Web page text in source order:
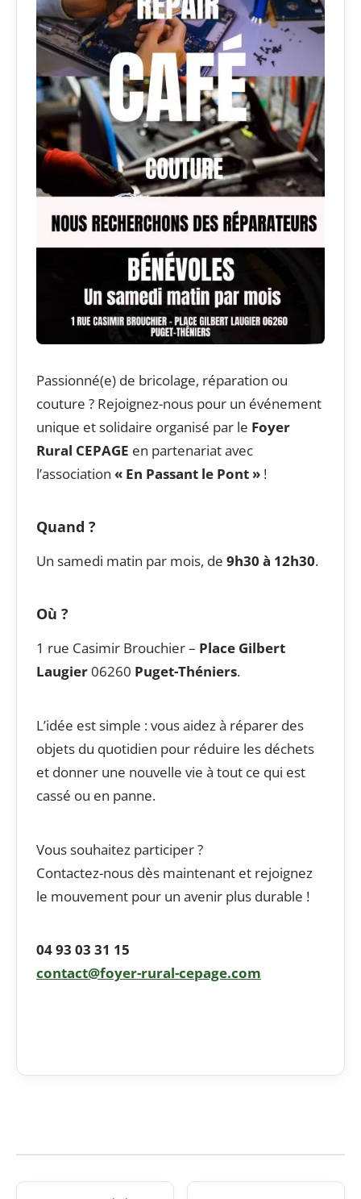
Passionné(e) de bricolage, réparation ou
couture ? Rejoignez-nous pour un événement
unique et solidaire organisé par le Foyer
Rural CEPAGE en partenariat avec
l’association « En Passant le Pont » !
Quand ?
Un samedi matin par mois, de 9h30 à 12h30.
Où ?
1 rue Casimir Brouchier – Place Gilbert
Laugier06260 Puget-Théniers.
L’idée est simple : vous aidez à réparer des
objets du quotidien pour réduire les déchets
et donner une nouvelle vie à tout ce qui est
cassé ou en panne.
Vous souhaitez participer ?
Contactez-nous dès maintenant et rejoignez
le mouvement pour un avenir plus durable !
04 93 03 31 15
contact@foyer-rural-cepage.com
Navigation